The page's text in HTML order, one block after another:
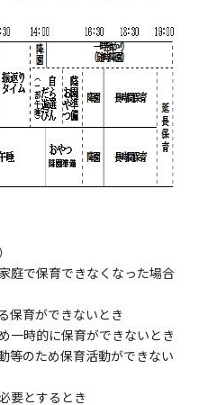
庭で保育できなくなった場合
育ができないとき
時的に保育ができないとき
のため保育活動ができない
とするとき